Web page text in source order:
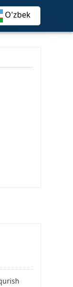
О'zbek